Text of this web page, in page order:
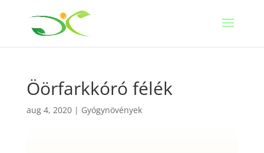
Öörfarkkóró félék
aug 4, 2020| Gyógynövények